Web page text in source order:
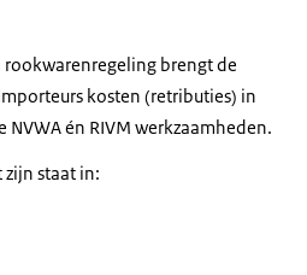
rookwarenregeling brengt de
kosten (retributies) in
én RIVM werkzaamheden.
staat in: